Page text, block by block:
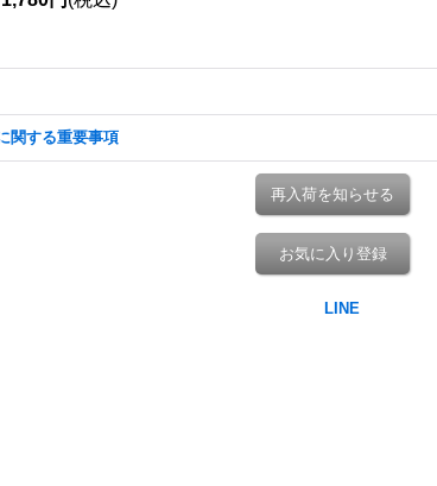
関する重要事項
再入荷を知らせる
お気に入り登録